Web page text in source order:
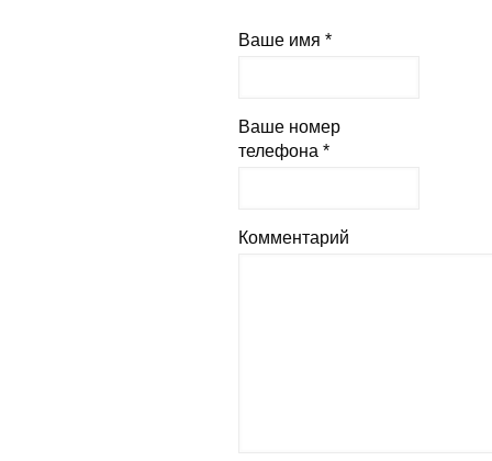
Комментарий
Ваше имя *
Ваше номер
телефона *